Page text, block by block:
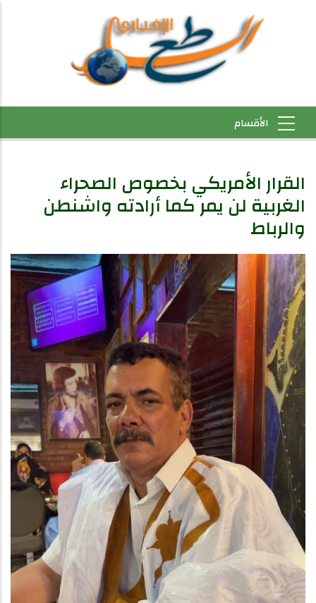
القرار الأمريكي بخصوص الصحراء
الغربية لن يمر كما أرادته واشنطن
والرباط